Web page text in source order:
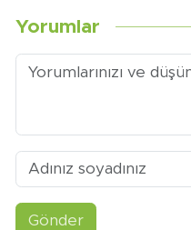
Yorumlar
Gönder